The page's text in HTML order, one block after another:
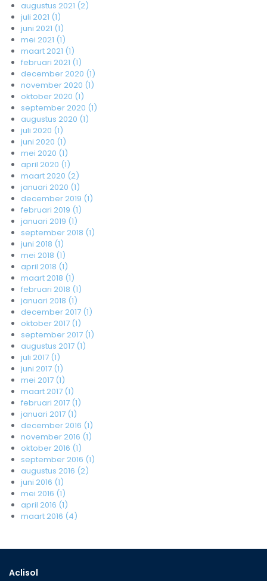
augustus 2021 (2)
juli 2021 (1)
juni 2021 (1)
mei 2021 (1)
maart 2021 (1)
februari 2021 (1)
december 2020 (1)
november 2020 (1)
oktober 2020 (1)
september 2020 (1)
augustus 2020 (1)
juli 2020 (1)
juni 2020 (1)
mei 2020 (1)
april 2020 (1)
maart 2020 (2)
januari 2020 (1)
december 2019 (1)
februari 2019 (1)
januari 2019 (1)
september 2018 (1)
juni 2018 (1)
mei 2018 (1)
april 2018 (1)
maart 2018 (1)
februari 2018 (1)
januari 2018 (1)
december 2017 (1)
oktober 2017 (1)
september 2017 (1)
augustus 2017 (1)
juli 2017 (1)
juni 2017 (1)
mei 2017 (1)
maart 2017 (1)
februari 2017 (1)
januari 2017 (1)
december 2016 (1)
november 2016 (1)
oktober 2016 (1)
september 2016 (1)
augustus 2016 (2)
juni 2016 (1)
mei 2016 (1)
april 2016 (1)
maart 2016 (4)
Aclisol